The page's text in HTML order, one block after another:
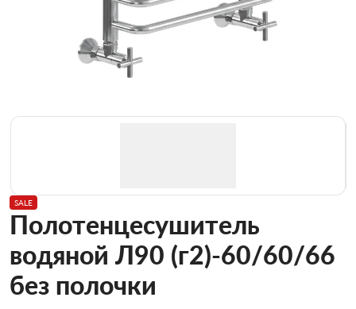
SALE
Полотенцесушитель
водяной Л90 (г2)-60/60/66
без полочки